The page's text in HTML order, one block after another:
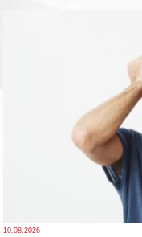
10.08.2026